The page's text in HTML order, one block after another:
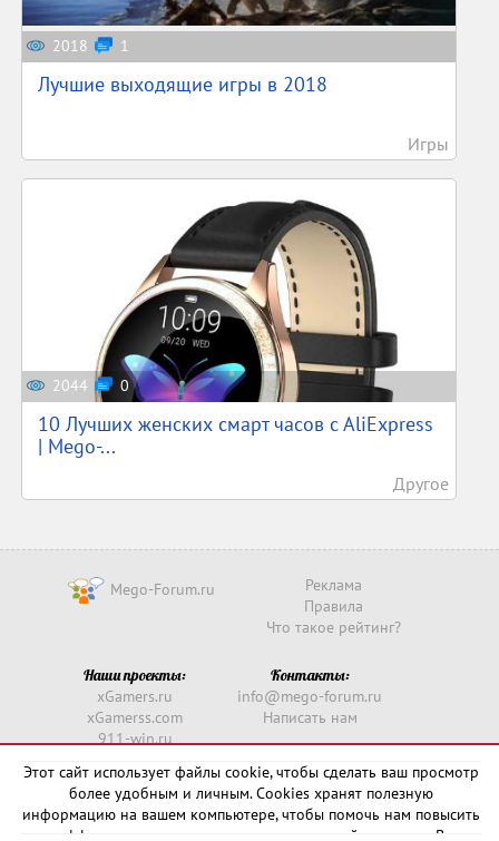
2018 1
Лучшие выходящие игры в 2018
Игры
2044 0
10 Лучших женских смарт часов c AliExpress
| Mego-...
Другое
Mego-Forum.ru
Реклама
Правила
Что такое рейтинг?
Наши проекты:
xGamers.ru
xGamerss.com
911-win.ru
Контакты:
info@mego-forum.ru
Написать нам
Copyright © 2016 -2026
Этот сайт использует файлы cookie, чтобы сделать ваш просмотр
более удобным и личным. Cookies хранят полезную
информацию на вашем компьютере, чтобы помочь нам повысить
эффективность и актуальность нашего сайта для вас. В